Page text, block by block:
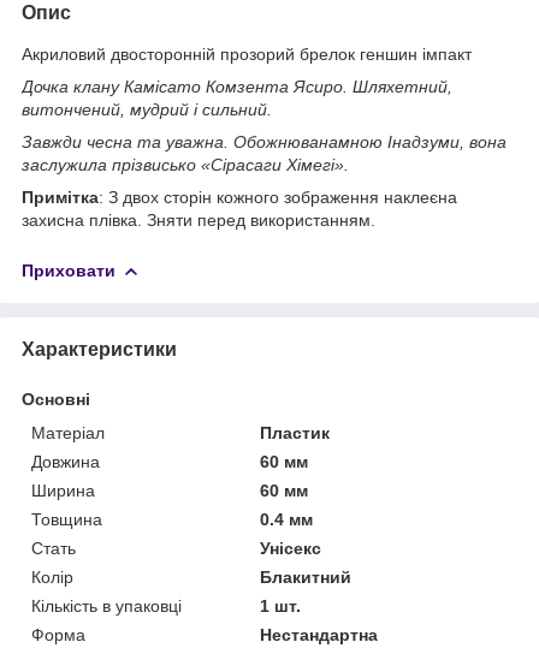
Опис
Акриловий двосторонній прозорий брелок геншин імпакт
Дочка клану Камісато Комзента Ясиро. Шляхетний,
витончений, мудрий і сильний.
Завжди чесна та уважна. Обожнюванамною Інадзуми, вона
заслужила прізвисько «Сірасаги Хімегі».
Примітка: З двох сторін кожного зображення наклеєна
захисна плівка. Зняти перед використанням.
Приховати
Характеристики
Основні
Матеріал
Пластик
Довжина
60 мм
Ширина
60 мм
Товщина
0.4 мм
Стать
Унісекс
Колір
Блакитний
Кількість в упаковці
1 шт.
Форма
Нестандартна